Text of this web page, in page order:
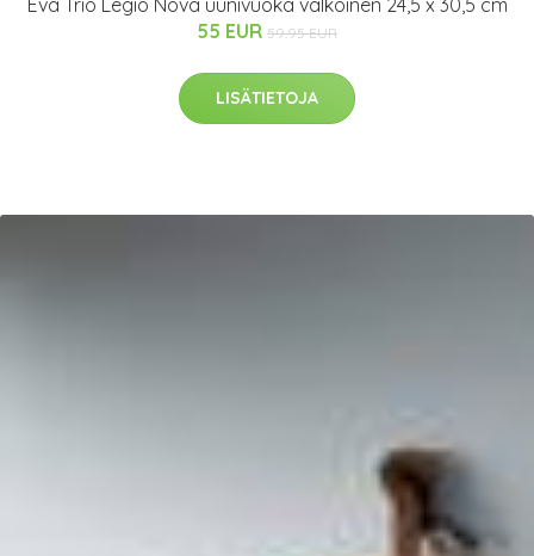
Eva Trio Legio Nova uunivuoka valkoinen 24,5 x 30,5 cm
55 EUR 59.95 EUR
LISÄTIETOJA